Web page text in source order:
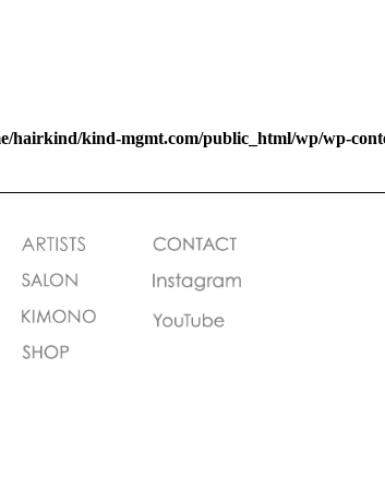
hairkind/kind-mgmt.com/public_html/wp/wp-